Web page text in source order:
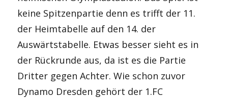
keine Spitzenpartie denn es trifft der 11.
der Heimtabelle auf den 14. der
Auswärtstabelle. Etwas besser sieht es in
der Rückrunde aus, da ist es die Partie
Dritter gegen Achter. Wie schon zuvor
Dynamo Dresden gehört der 1.FC